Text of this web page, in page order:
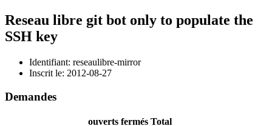
Reseau libre git bot only to populate the
SSH key
Identifiant: reseaulibre-mirror
Inscrit le: 2012-08-27
Demandes
ouverts fermés Total